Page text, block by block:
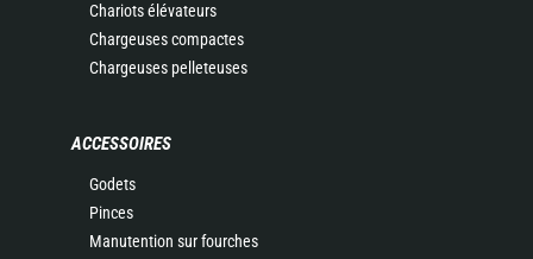
Chariots élévateurs
Chargeuses compactes
Chargeuses pelleteuses
ACCESSOIRES
Godets
Pinces
Manutention sur fourches